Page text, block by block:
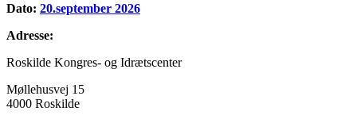
Dato: 20.september 2026
Adresse:
Roskilde Kongres- og Idrætscenter
Møllehusvej 15
4000 Roskilde